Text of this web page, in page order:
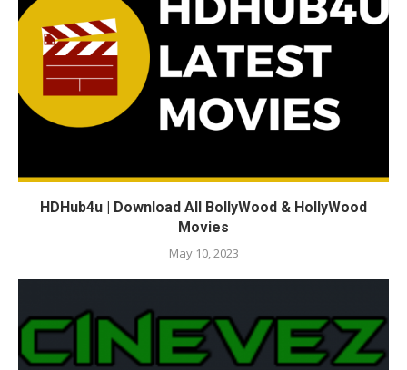
HDHub4u | Download All BollyWood & HollyWood
Movies
May 10, 2023